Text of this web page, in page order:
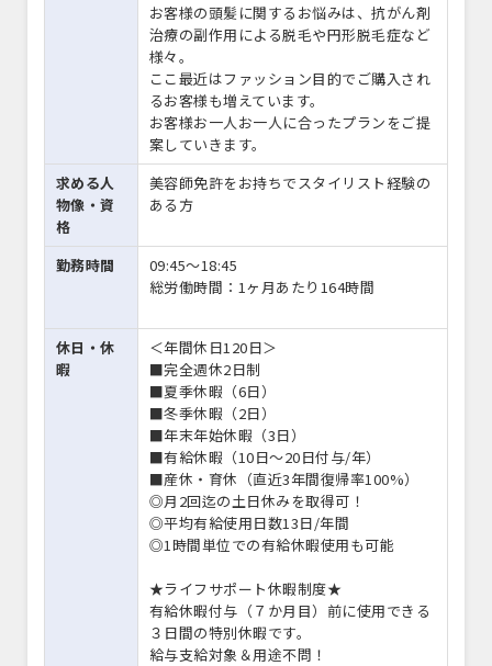
お客様の頭髪に関するお悩みは、抗がん剤
治療の副作用による脱毛や円形脱毛症など
様々。
ここ最近はファッション目的でご購入され
るお客様も増えています。
お客様お一人お一人に合ったプランをご提
案していきます。
求める人
物像・資
格
美容師免許をお持ちでスタイリスト経験の
ある方
勤務時間
09:45〜18:45
総労働時間：1ヶ月あたり164時間
休日・休
暇
＜年間休日120日＞
■完全週休2日制
■夏季休暇（6日）
■冬季休暇（2日）
■年末年始休暇（3日）
■有給休暇（10日～20日付与/年）
■産休・育休（直近3年間復帰率100%）
◎月2回迄の土日休みを取得可！
◎平均有給使用日数13日/年間
◎1時間単位での有給休暇使用も可能
★ライフサポート休暇制度★
有給休暇付与（７か月目）前に使用できる
３日間の特別休暇です。
給与支給対象＆用途不問！